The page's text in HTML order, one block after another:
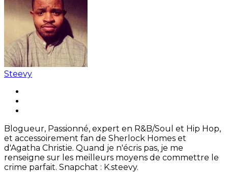
Steevy
Blogueur, Passionné, expert en R&B/Soul et Hip Hop,
et accessoirement fan de Sherlock Homes et
d'Agatha Christie. Quand je n'écris pas, je me
renseigne sur les meilleurs moyens de commettre le
crime parfait. Snapchat : K.steevy.